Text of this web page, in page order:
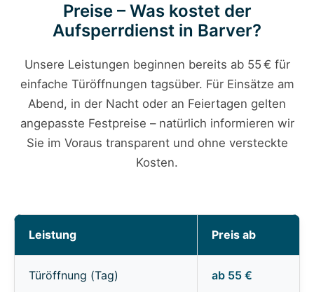
Preise – Was kostet der
Aufsperrdienst in Barver?
Unsere Leistungen beginnen bereits ab 55 € für
einfache Türöffnungen tagsüber. Für Einsätze am
Abend, in der Nacht oder an Feiertagen gelten
angepasste Festpreise – natürlich informieren wir
Sie im Voraus transparent und ohne versteckte
Kosten.
Leistung Preis ab
Türöffnung (Tag) ab 55 €